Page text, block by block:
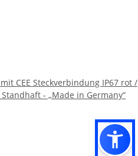
CEE Steckverbindung IP67 rot /
Standhaft - „Made in Germany“